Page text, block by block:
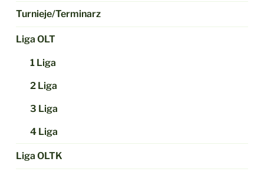
Turnieje/Terminarz
Liga OLT
1 Liga
2 Liga
3 Liga
4 Liga
Liga OLTK